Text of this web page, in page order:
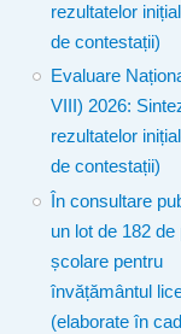
rezultatelor
de contestații)
Evaluare
VIII) 2026:
rezultatelor
de contestații)
În consultare
un lot de 182
școlare pentru
învățământul
(elaborate în